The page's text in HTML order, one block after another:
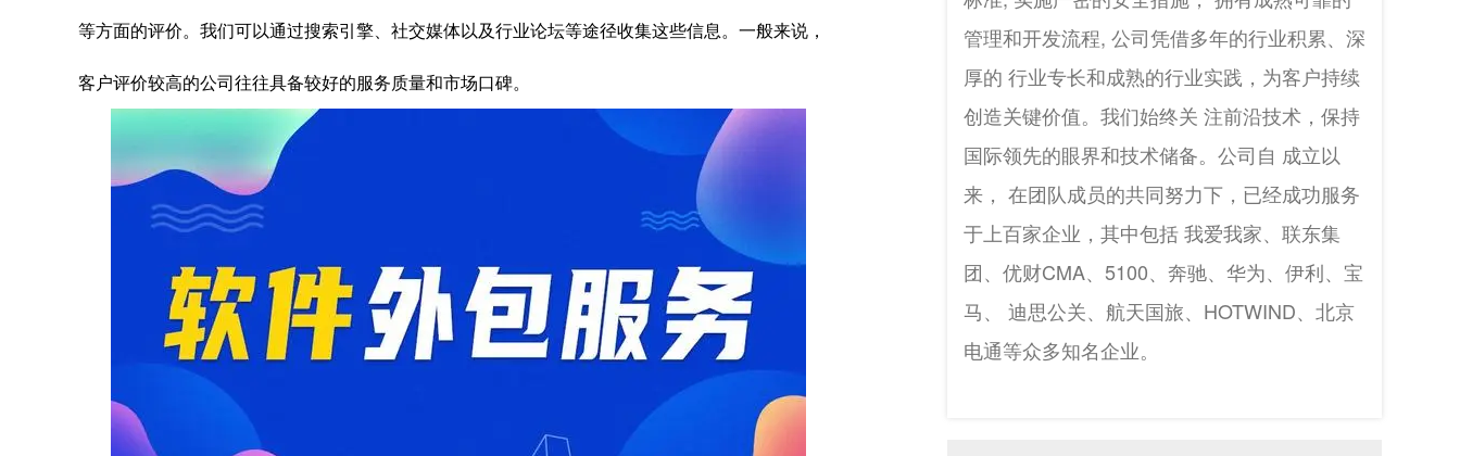
等方面的评价。我们可以通过搜索引擎、社交媒体以及行业论坛等途径收集这些信息。一般来说，
客户评价较高的公司往往具备较好的服务质量和市场口碑。
管理和开发流程, 公司凭借多年的行业积累、深
厚的 行业专长和成熟的行业实践，为客户持续
创造关键价值。我们始终关 注前沿技术，保持
国际领先的眼界和技术储备。公司自 成立以
来， 在团队成员的共同努力下，已经成功服务
于上百家企业，其中包括 我爱我家、联东集
团、优财CMA、5100、奔驰、华为、伊利、宝
马、 迪思公关、航天国旅、HOTWIND、北京
电通等众多知名企业。